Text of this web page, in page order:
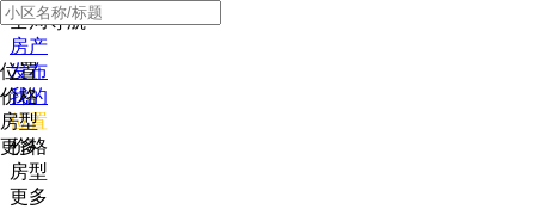
全局导航
房产
发布
我的
位置
价格
房型
更多
位置
价格
房型
更多